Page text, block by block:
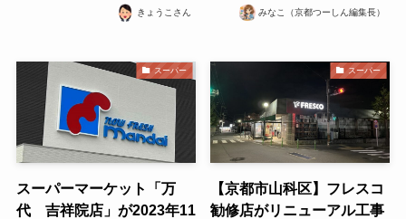
きょうこさん みなこ（京都つーしん編集長）
スーパー
スーパーマーケット「万
代 吉祥院店」が2023年11
スーパー
【京都市山科区】フレスコ
勧修店がリニューアル工事